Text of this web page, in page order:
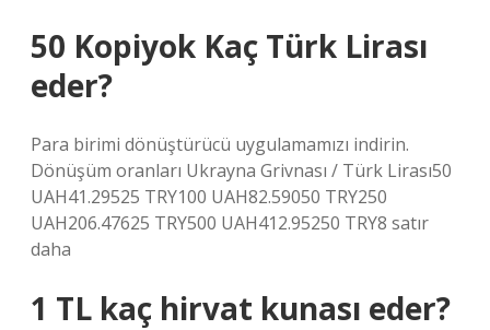
50 Kopiyok Kaç Türk Lirası
eder?
Para birimi dönüştürücü uygulamamızı indirin.
Dönüşüm oranları Ukrayna Grivnası / Türk Lirası50
UAH41.29525 TRY100 UAH82.59050 TRY250
UAH206.47625 TRY500 UAH412.95250 TRY8 satır
daha
1 TL kaç hirvat kunası eder?